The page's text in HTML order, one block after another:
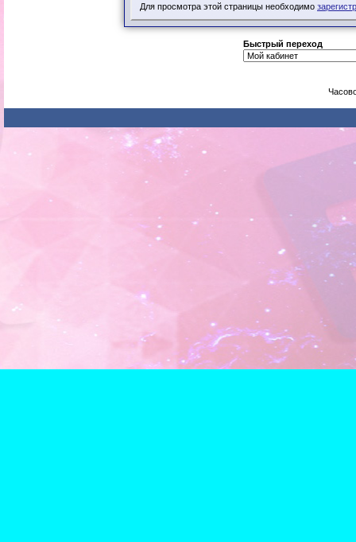
Для просмотра этой страницы необходимо
Быстрый переход